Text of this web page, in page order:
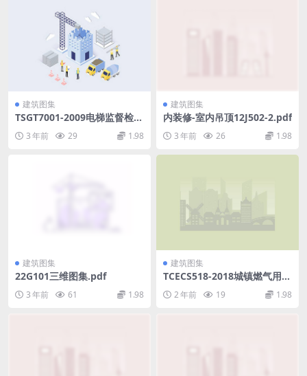
建筑图集
TSGT7001-2009电梯监督检验
3 年前 29 1.98
建筑图集
内装修-室内吊顶12J502-2.pdf
3 年前 26 1.98
建筑图集
22G101三维图集.pdf
3 年前 61 1.98
建筑图集
TCECS518-2018城镇燃气用二
2 年前 19 1.98